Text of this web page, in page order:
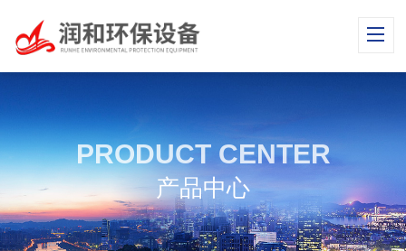
PRODUCT CENTER
产品中心